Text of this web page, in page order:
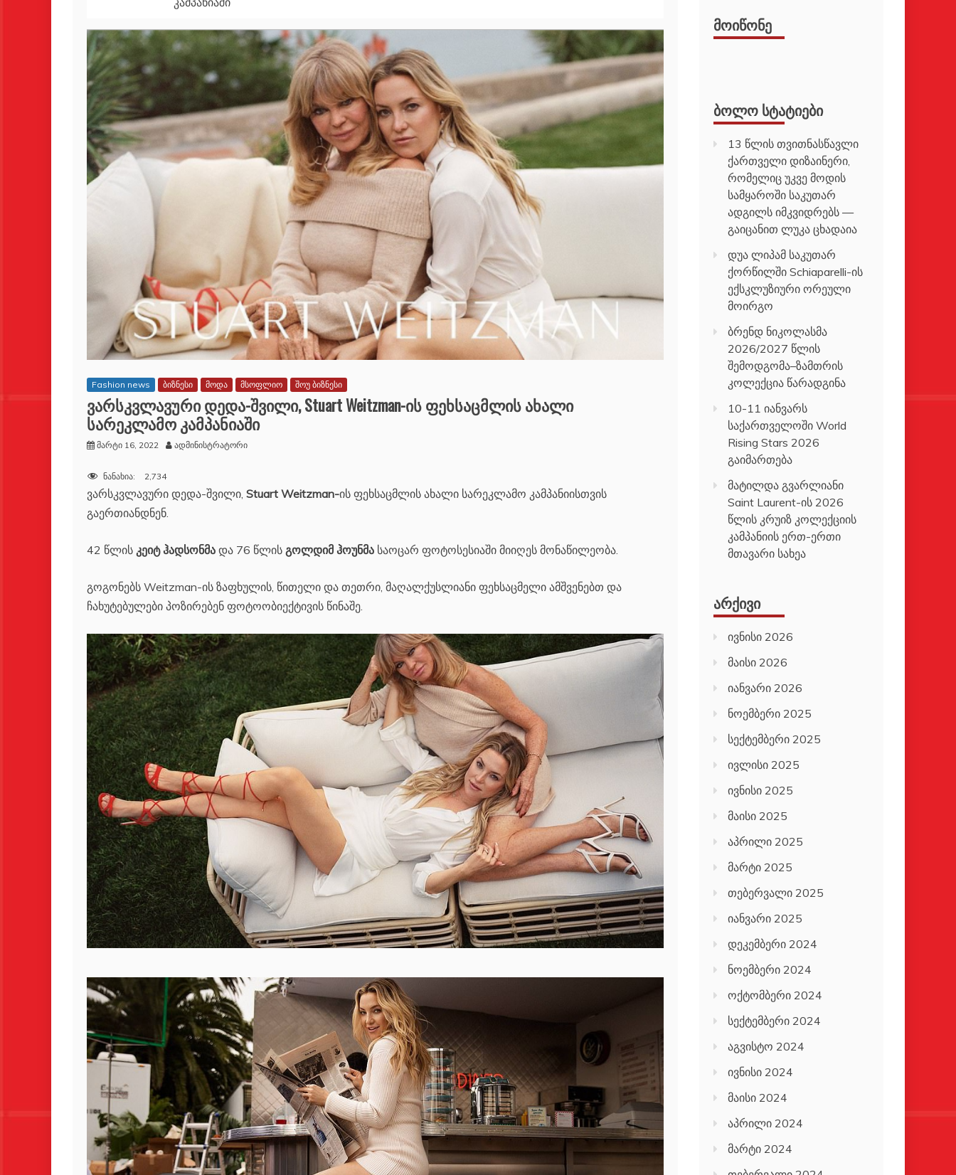
Fashion news ბიზნესი მოდა მსოფლიო შოუ ბიზნესი
ვარსკვლავური დედა-შვილი, Stuart Weitzman-ის ფეხსაცმლის ახალი
სარეკლამო კამპანიაში
მარტი 16, 2022 ადმინისტრატორი
ნანახია: 2,734
ვარსკვლავური დედა-შვილი, Stuart Weitzman-ის ფეხსაცმლის ახალი სარეკლამო კამპანიისთვის
გაერთიანდნენ.
42 წლის კეიტ ჰადსონმა და 76 წლის გოლდიმ ჰოუნმა საოცარ ფოტოსესიაში მიიღეს მონაწილეობა.
გოგონებს Weitzman-ის ზაფხულის, წითელი და თეთრი, მაღალქუსლიანი ფეხსაცმელი ამშვენებთ და
ჩახუტებულები პოზირებენ ფოტოობიექტივის წინაშე.
ᲛᲝᲘᲬᲝᲜᲔ
ᲑᲝᲚᲝ ᲡᲢᲐᲢᲘᲔᲑᲘ
13 წლის თვითნასწავლი
ქართველი დიზაინერი,
რომელიც უკვე მოდის
სამყაროში საკუთარ
ადგილს იმკვიდრებს —
გაიცანით ლუკა ცხადაია
დუა ლიპამ საკუთარ
ქორწილში Schiaparelli-ის
ექსკლუზიური ორეული
მოირგო
ბრენდ ნიკოლასმა
2026/2027 წლის
შემოდგომა–ზამთრის
კოლექცია წარადგინა
10-11 იანვარს
საქართველოში World
Rising Stars 2026
გაიმართება
მატილდა გვარლიანი
Saint Laurent-ის 2026
წლის კრუიზ კოლექციის
კამპანიის ერთ-ერთი
მთავარი სახეა
ᲐᲠᲥᲘᲕᲘ
ივნისი 2026
მაისი 2026
იანვარი 2026
ნოემბერი 2025
სექტემბერი 2025
ივლისი 2025
ივნისი 2025
მაისი 2025
აპრილი 2025
მარტი 2025
თებერვალი 2025
იანვარი 2025
დეკემბერი 2024
ნოემბერი 2024
ოქტომბერი 2024
სექტემბერი 2024
აგვისტო 2024
ივნისი 2024
მაისი 2024
აპრილი 2024
მარტი 2024